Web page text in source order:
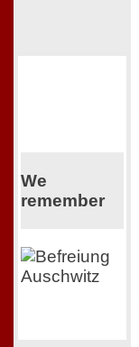
We
remember